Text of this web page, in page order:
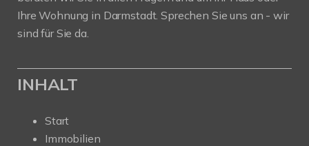
Ihre Wohnung in Darmstadt. Sprechen Sie uns an - wir
sind für Sie da.
INHALT
Start
Immobilien